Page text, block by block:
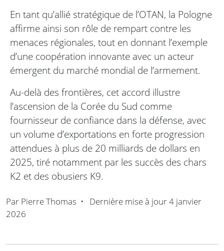
En tant qu’allié stratégique de l’OTAN, la Pologne
affirme ainsi son rôle de rempart contre les
menaces régionales, tout en donnant l’exemple
d’une coopération innovante avec un acteur
émergent du marché mondial de l’armement.
Au-delà des frontières, cet accord illustre
l’ascension de la Corée du Sud comme
fournisseur de confiance dans la défense, avec
un volume d’exportations en forte progression
attendues à plus de 20 milliards de dollars en
2025, tiré notamment par les succès des chars
K2 et des obusiers K9.
Par Pierre Thomas • Dernière mise à jour4 janvier
2026